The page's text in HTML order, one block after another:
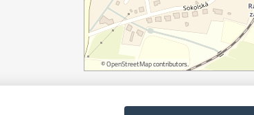
©OpenStreetMapcontributors.